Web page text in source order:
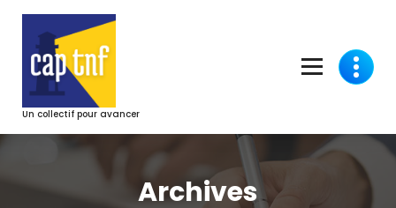
contenu
Un collectif pour avancer
Archives